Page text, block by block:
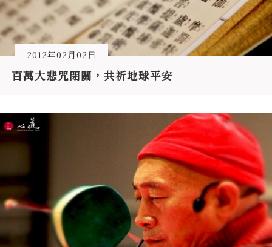
2012年02月02日
百萬大悲咒閉關，共祈地球平安